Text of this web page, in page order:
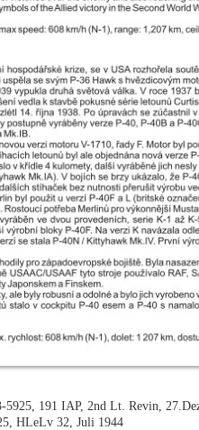
191 IAP, 2nd Lt. Revin,
HLeLv 32, Juli 1944